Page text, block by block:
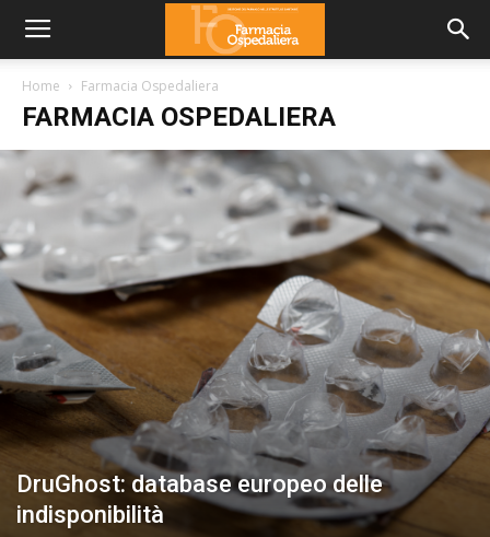
Home Farmacia Ospedaliera
FARMACIA OSPEDALIERA
DruGhost: database europeo delle
indisponibilità